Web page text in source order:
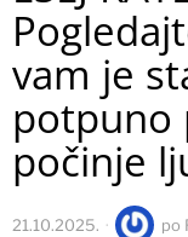
vam je
potpuno
počinje
21.10.2025. po